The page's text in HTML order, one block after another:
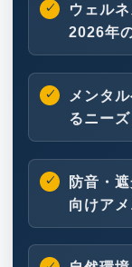
ウェル
2026年
メンタ
るニー
防音・
向けア